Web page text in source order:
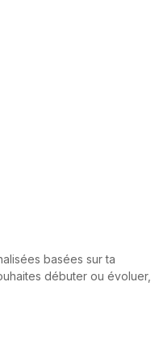
basées sur ta
débuter ou évoluer,